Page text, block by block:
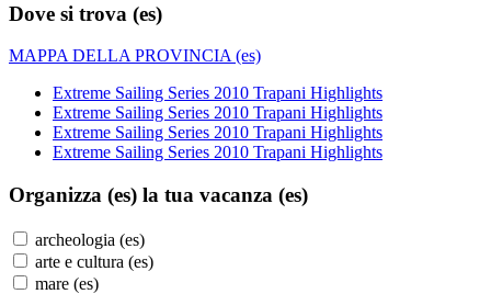
Dove si trova (es)
MAPPA DELLA PROVINCIA (es)
Extreme Sailing Series 2010 Trapani Highlights
Extreme Sailing Series 2010 Trapani Highlights
Extreme Sailing Series 2010 Trapani Highlights
Extreme Sailing Series 2010 Trapani Highlights
Organizza (es) la tua vacanza (es)
archeologia (es)
arte e cultura (es)
mare (es)